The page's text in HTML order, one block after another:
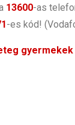
13600-as
-es kód!